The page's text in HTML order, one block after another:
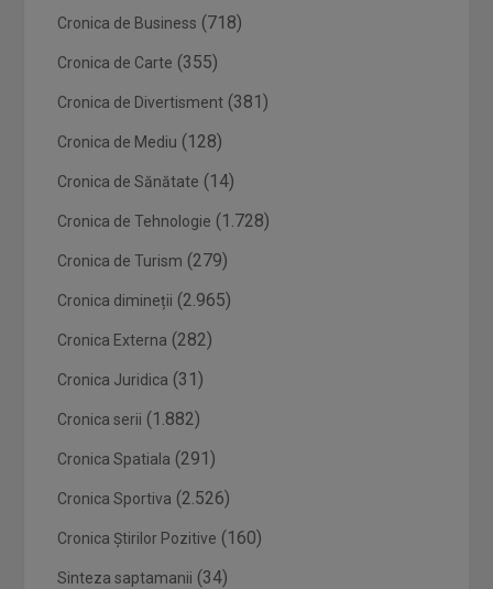
Cronica de Business (718)
Cronica de Carte (355)
Cronica de Divertisment (381)
Cronica de Mediu (128)
Cronica de Sănătate (14)
Cronica de Tehnologie (1.728)
Cronica de Turism (279)
Cronica dimineții (2.965)
Cronica Externa (282)
Cronica Juridica (31)
Cronica serii (1.882)
Cronica Spatiala (291)
Cronica Sportiva (2.526)
Cronica Știrilor Pozitive (160)
Sinteza saptamanii (34)